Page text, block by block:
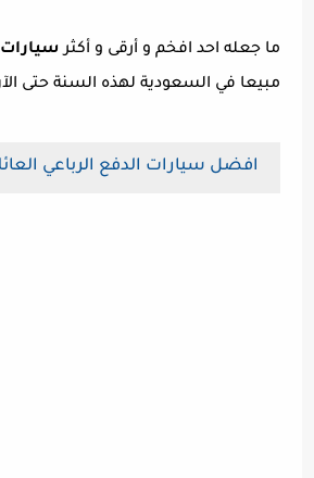
ما جعله احد افخم و أرقى و أكثر سيارات
مبيعا في السعودية لهذه السنة حتى
افضل سيارات الدفع الرباعي